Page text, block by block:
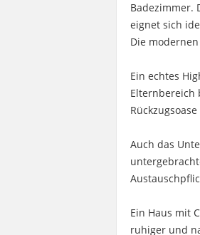
Badezimmer.
eignet sich
Die
Ein echtes
Elternbereich
Auch das
Ein Haus mit
ruhiger und